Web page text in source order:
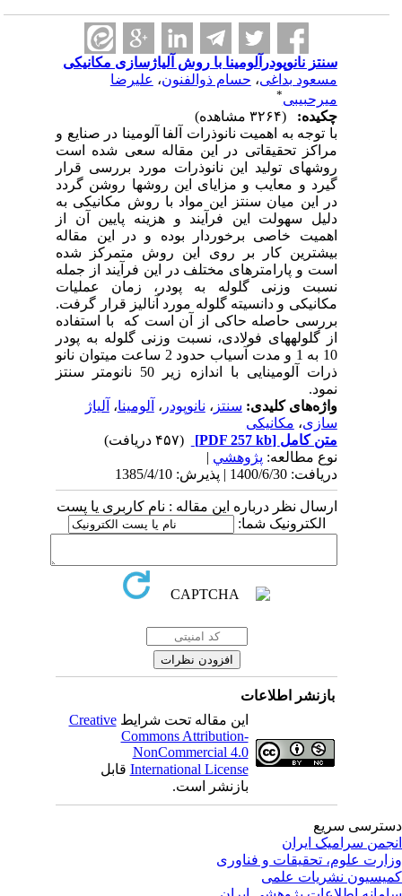
سنتز نانوپودرآلومینا با روش آلیاژ‌سازی مکانیکی
مسعود بداغی،حسام ذوالفنون،علیرضا
میرحبیبی
چکیده:
با توجه به اهمیت نانوذرات آلفا آلومینا در صنایع و
مراکز تحقیقاتی در این مقاله سعی شده است
روش­های تولید این نانوذرات مورد بررسی قرار
گیرد و معایب و مزایای این روش­ها روشن گردد
در این میان سنتز این مواد با روش مکانیکی به
دلیل سهولت این فرآیند و هزینه پایین آن از
اهمیت خاصی برخوردار بوده و در این مقاله
بیشترین کار بر روی این روش متمرکز شده
است و پارامترهای مختلف در این فرآیند از جمله
نسبت وزنی گلوله به پودر، زمان عملیات
مکانیکی و دانسیته گلوله مورد آنالیز قرار گرفت.
بررسی حاصله حاکی از آن است که با استفاده
از گلوله­های فولادی، نسبت وزنی گلوله به پودر
10 به 1 و مدت آسیاب حدود 2 ساعت می­توان نانو
ذرات آلومینایی با اندازه زیر 50 نانومتر سنتز
نمود.
واژه‌های کلیدی:سنتز، نانوپودر، آلومینا،آلیاژ
سازی،مکانیکی
متن کامل[PDF 257 kb]
نوع مطالعه:پژوهشي|
دریافت: 1400/6/30 | پذیرش: 1385/4/10
ارسال نظر درباره این مقاله : نام کاربری یا پست
الکترونیک شما:
بازنشر اطلاعات
این مقاله تحت شرایطCreative
Commons Attribution-
NonCommercial 4.0
International Licenseقابل
بازنشر است.
سریع
سرامیک ایران
علوم، تحقیقات و فناوری
نشریات علمی